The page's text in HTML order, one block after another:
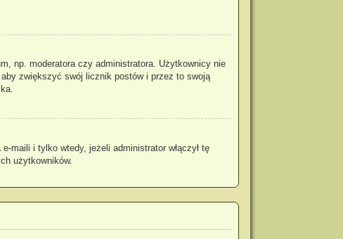
np. moderatora czy administratora. Użytkownicy nie
zwiększyć swój licznik postów i przez to swoją
maili i tylko wtedy, jeżeli administrator włączył tę
użytkowników.